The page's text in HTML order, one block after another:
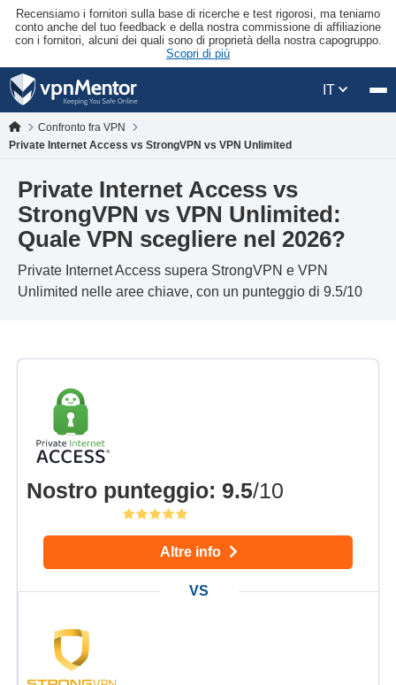
Recensiamo i fornitori sulla base di ricerche e test rigorosi, ma teniamo
conto anche del tuo feedback e della nostra commissione di affiliazione
con i fornitori, alcuni dei quali sono di proprietà della nostra capogruppo.
Scopri di più
IT
Confronto fra VPN
Private Internet Access vs StrongVPN vs VPN Unlimited
Private Internet Access vs
StrongVPN vs VPN Unlimited:
Quale VPN scegliere nel 2026?
Private Internet Access supera StrongVPN e VPN
Unlimited nelle aree chiave, con un punteggio di 9.5/10
Nostro punteggio: 9.5/10
Altre info